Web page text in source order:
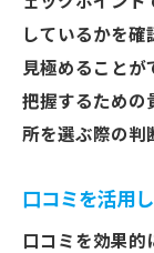
しているかを確
見極めることが
把握するための
所を選ぶ際の判
口コミを活用
口コミを効果